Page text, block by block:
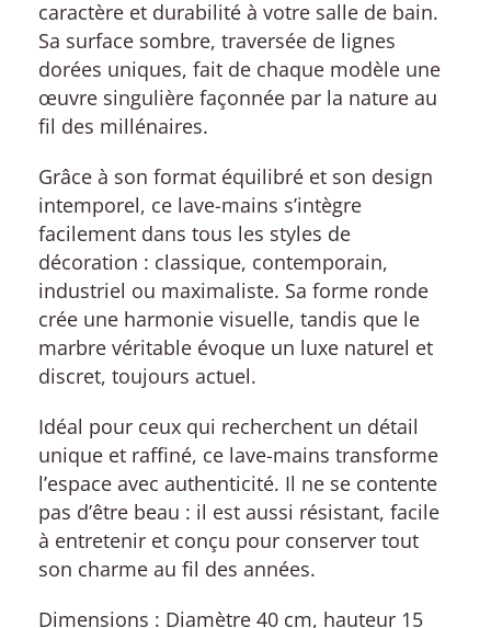
caractère et durabilité à votre salle de bain.
Sa surface sombre, traversée de lignes
dorées uniques, fait de chaque modèle une
œuvre singulière façonnée par la nature au
fil des millénaires.
Grâce à son format équilibré et son design
intemporel, ce lave-mains s’intègre
facilement dans tous les styles de
décoration : classique, contemporain,
industriel ou maximaliste. Sa forme ronde
crée une harmonie visuelle, tandis que le
marbre véritable évoque un luxe naturel et
discret, toujours actuel.
Idéal pour ceux qui recherchent un détail
unique et raffiné, ce lave-mains transforme
l’espace avec authenticité. Il ne se contente
pas d’être beau : il est aussi résistant, facile
à entretenir et conçu pour conserver tout
son charme au fil des années.
Dimensions : Diamètre 40 cm, hauteur 15